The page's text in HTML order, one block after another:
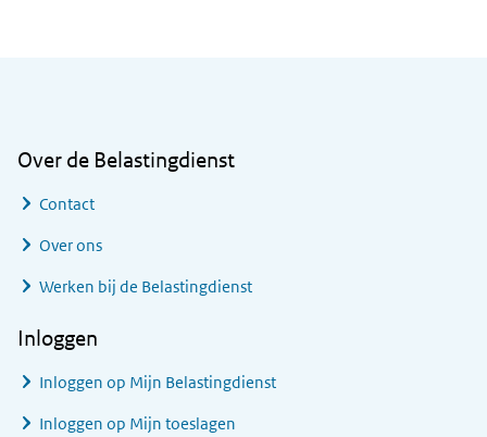
Over de Belastingdienst
Contact
Over ons
Werken bij de Belastingdienst
Inloggen
Inloggen op Mijn Belastingdienst
Inloggen op Mijn toeslagen